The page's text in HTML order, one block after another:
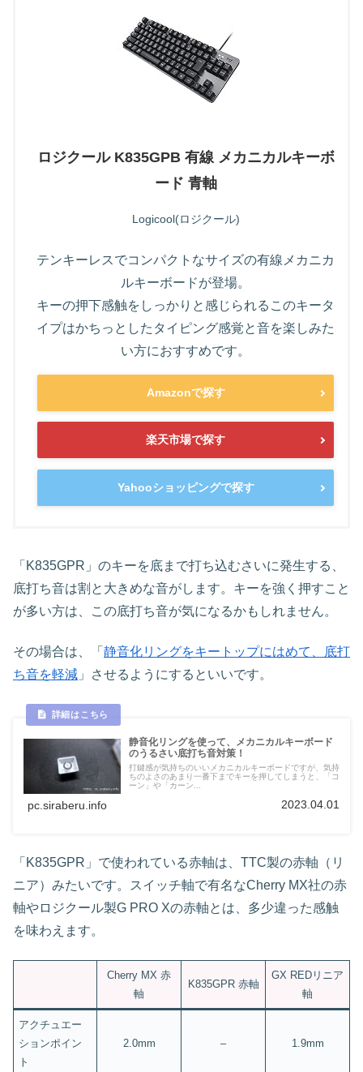
ロジクール K835GPB 有線 メカニカルキーボ
ード 青軸
Logicool(ロジクール)
テンキーレスでコンパクトなサイズの有線メカニカ
ルキーボードが登場。
キーの押下感触をしっかりと感じられるこのキータ
イプはかちっとしたタイピング感覚と音を楽しみた
い方におすすめです。
Amazonで探す
楽天市場で探す
Yahooショッピングで探す
「K835GPR」のキーを底まで打ち込むさいに発生する、
底打ち音は割と大きめな音がします。キーを強く押すこと
が多い方は、この底打ち音が気になるかもしれません。
その場合は、「 静音化リングをキートップにはめて、底打
ち音を軽減 」させるようにするといいです。
静音化リングを使って、メカニカルキーボード
のうるさい底打ち音対策！
打鍵感が気持ちのいいメカニカルキーボードですが、気持
ちのよさのあまり一番下までキーを押してしまうと、「コ
ーン」や「カーン...
pc.siraberu.info 2023.04.01
「K835GPR」で使われている赤軸は、TTC製の赤軸（リ
ニア）みたいです。スイッチ軸で有名なCherry MX社の赤
軸やロジクール製G PRO Xの赤軸とは、多少違った感触
を味わえます。
Cherry MX 赤
軸
K835GPR 赤軸
GX REDリニア
軸
アクチュエー
ションポイン
ト
2.0mm – 1.9mm